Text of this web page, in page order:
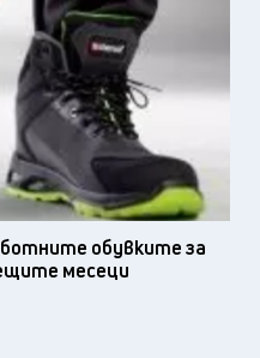
обувките за
месеци